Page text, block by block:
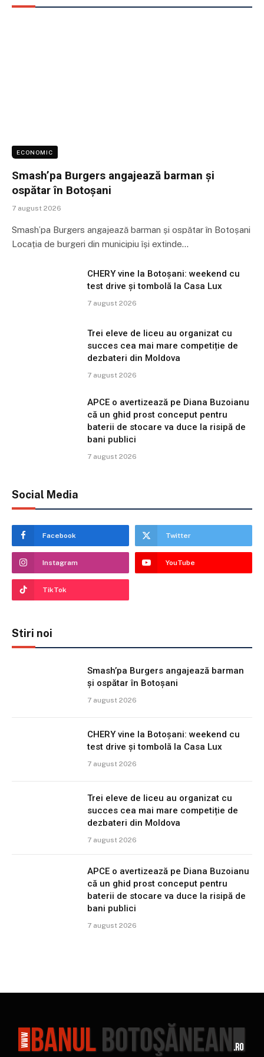
ECONOMIC
Smash’pa Burgers angajează barman și
ospătar în Botoșani
7 august 2026
Smash’pa Burgers angajează barman și ospătar în Botoșani
Locația de burgeri din municipiu își extinde…
CHERY vine la Botoșani: weekend cu
test drive și tombolă la Casa Lux
7 august 2026
Trei eleve de liceu au organizat cu
succes cea mai mare competiție de
dezbateri din Moldova
7 august 2026
APCE o avertizează pe Diana Buzoianu
că un ghid prost conceput pentru
baterii de stocare va duce la risipă de
bani publici
7 august 2026
Social Media
Facebook Twitter
Instagram YouTube
TikTok
Stiri noi
Smash’pa Burgers angajează barman
și ospătar în Botoșani
7 august 2026
CHERY vine la Botoșani: weekend cu
test drive și tombolă la Casa Lux
7 august 2026
Trei eleve de liceu au organizat cu
succes cea mai mare competiție de
dezbateri din Moldova
7 august 2026
APCE o avertizează pe Diana Buzoianu
că un ghid prost conceput pentru
baterii de stocare va duce la risipă de
bani publici
7 august 2026